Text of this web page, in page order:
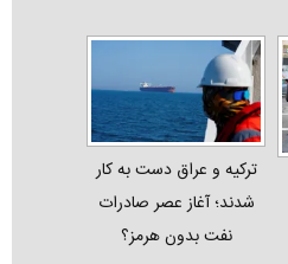
ترکیه و عراق دست به کار
شدند؛ آغاز عصر صادرات
نفت بدون هرمز؟